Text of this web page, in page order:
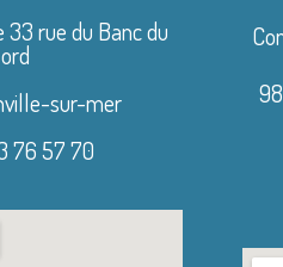
33 rue du Banc du
sur-mer
76 57 70